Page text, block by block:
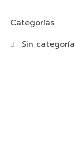
Categorías
Sin categoría